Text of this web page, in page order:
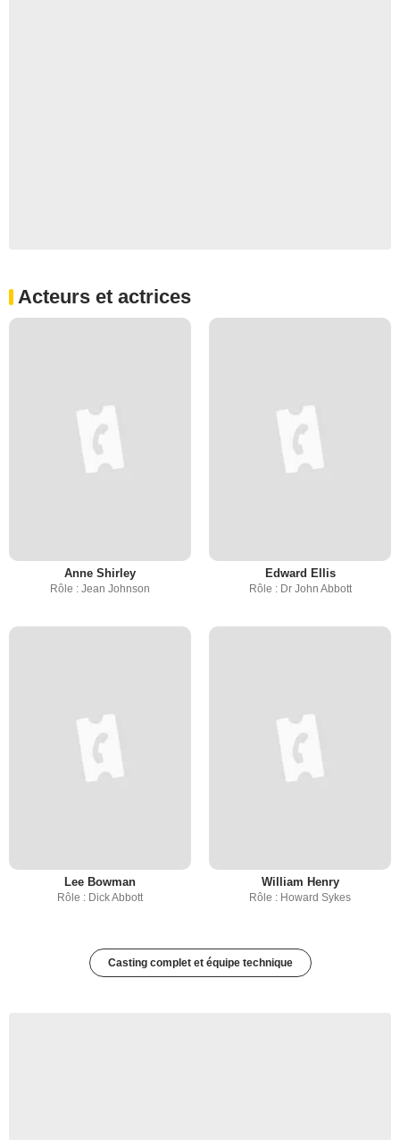
Acteurs et actrices
Anne Shirley
Rôle : Jean Johnson
Edward Ellis
Rôle : Dr John Abbott
Lee Bowman
Rôle : Dick Abbott
William Henry
Rôle : Howard Sykes
Casting complet et équipe technique